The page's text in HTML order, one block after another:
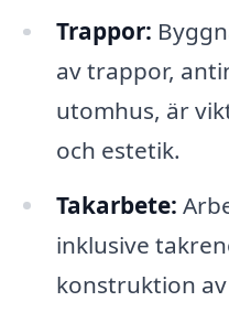
Trappor:
av trappor,
utomhus, är
och estetik.
Takarbete:
inklusive
konstruktion